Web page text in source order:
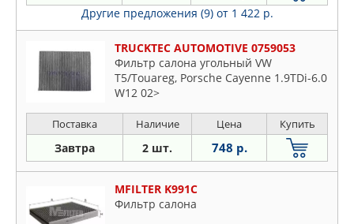
Другие предложения (9) от 1 422 р.
TRUCKTEC AUTOMOTIVE 0759053
Фильтр салона угольный VW
T5/Touareg, Porsche Cayenne 1.9TDi-6.0
W12 02>
Поставка Наличие Цена Купить
Завтра 2 шт. 748 р.
MFILTER K991C
Фильтр салона